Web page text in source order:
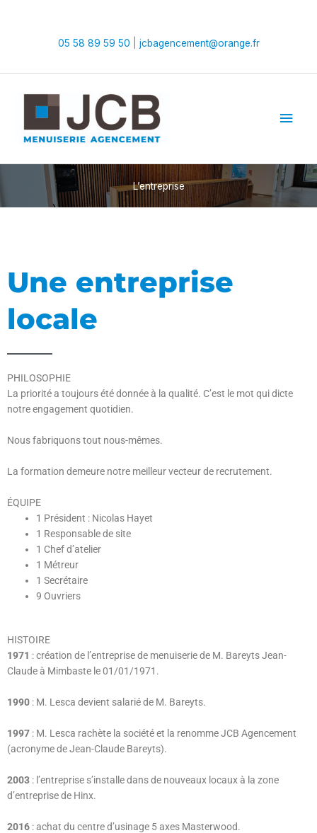
05 58 89 59 50 jcbagencement@orange.fr
L’entreprise
Une entreprise
locale
PHILOSOPHIE
La priorité a toujours été donnée à la qualité. C’est le mot qui dicte
notre engagement quotidien.
Nous fabriquons tout nous-mêmes.
La formation demeure notre meilleur vecteur de recrutement.
ÉQUIPE
1 Président : Nicolas Hayet
1 Responsable de site
1 Chef d’atelier
1 Métreur
1Secrétaire
9 Ouvriers
HISTOIRE
1971 : création de l’entreprise de menuiserie de M. Bareyts Jean-
Claude à Mimbaste le 01/01/1971.
1990 : M. Lesca devient salarié de M. Bareyts.
1997 : M. Lesca rachète la société et la renomme JCB Agencement
(acronyme de Jean-Claude Bareyts).
2003 : l’entreprise s’installe dans de nouveaux locaux à la zone
d’entreprise de Hinx.
2016 : achat du centre d’usinage 5 axes Masterwood.